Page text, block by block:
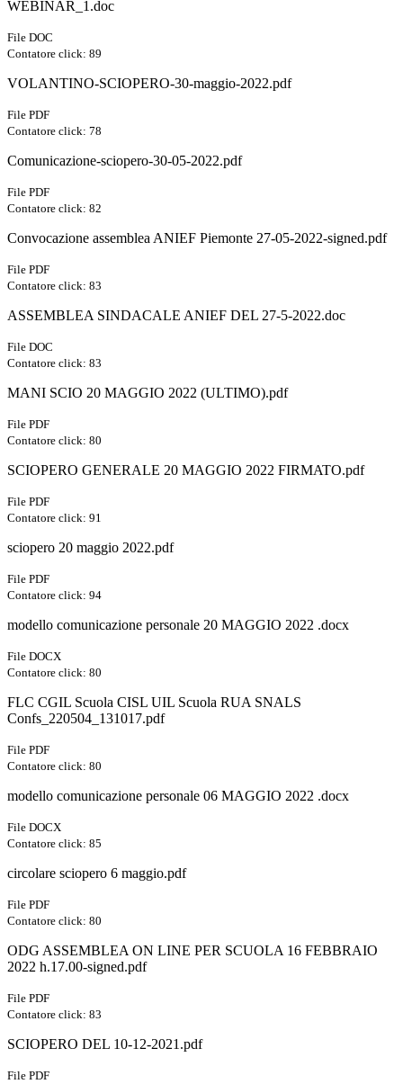
WEBINAR_1.doc
File DOC
Contatore click: 89
VOLANTINO-SCIOPERO-30-maggio-2022.pdf
File PDF
Contatore click: 78
Comunicazione-sciopero-30-05-2022.pdf
File PDF
Contatore click: 82
Convocazione assemblea ANIEF Piemonte 27-05-2022-signed.pdf
File PDF
Contatore click: 83
ASSEMBLEA SINDACALE ANIEF DEL 27-5-2022.doc
File DOC
Contatore click: 83
MANI SCIO 20 MAGGIO 2022 (ULTIMO).pdf
File PDF
Contatore click: 80
SCIOPERO GENERALE 20 MAGGIO 2022 FIRMATO.pdf
File PDF
Contatore click: 91
sciopero 20 maggio 2022.pdf
File PDF
Contatore click: 94
modello comunicazione personale 20 MAGGIO 2022 .docx
File DOCX
Contatore click: 80
FLC CGIL Scuola CISL UIL Scuola RUA SNALS
Confs_220504_131017.pdf
File PDF
Contatore click: 80
modello comunicazione personale 06 MAGGIO 2022 .docx
File DOCX
Contatore click: 85
circolare sciopero 6 maggio.pdf
File PDF
Contatore click: 80
ODG ASSEMBLEA ON LINE PER SCUOLA 16 FEBBRAIO
2022 h.17.00-signed.pdf
File PDF
Contatore click: 83
SCIOPERO DEL 10-12-2021.pdf
File PDF